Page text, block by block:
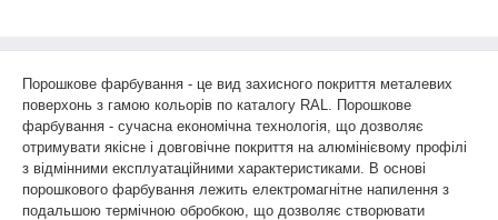
Порошкове фарбування - це вид захисного покриття металевих
поверхонь з гамою кольорів по каталогу RAL. Порошкове
фарбування - сучасна економічна технологія, що дозволяє
отримувати якісне і довговічне покриття на алюмінієвому профілі
з відмінними експлуатаційними характеристиками. В основі
порошкового фарбування лежить електромагнітне напилення з
подальшою термічною обробкою, що дозволяє створювати